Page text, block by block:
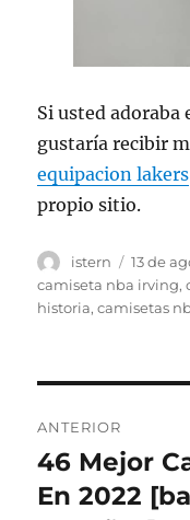
Si usted
gustaría recibir
equipacion lakers
propio sitio.
Autor
istern
el
13 de
camiseta nba irving,
historia,camisetas
de
entradas
ANTERIOR
Entrada
anterior:
46 Mejor
En 2022